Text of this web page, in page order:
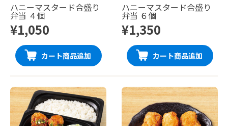
ハニーマスタード合盛り
弁当 ４個
¥1,050
カート商品追加
ハニーマスタード合盛り
弁当 ６個
¥1,350
カート商品追加